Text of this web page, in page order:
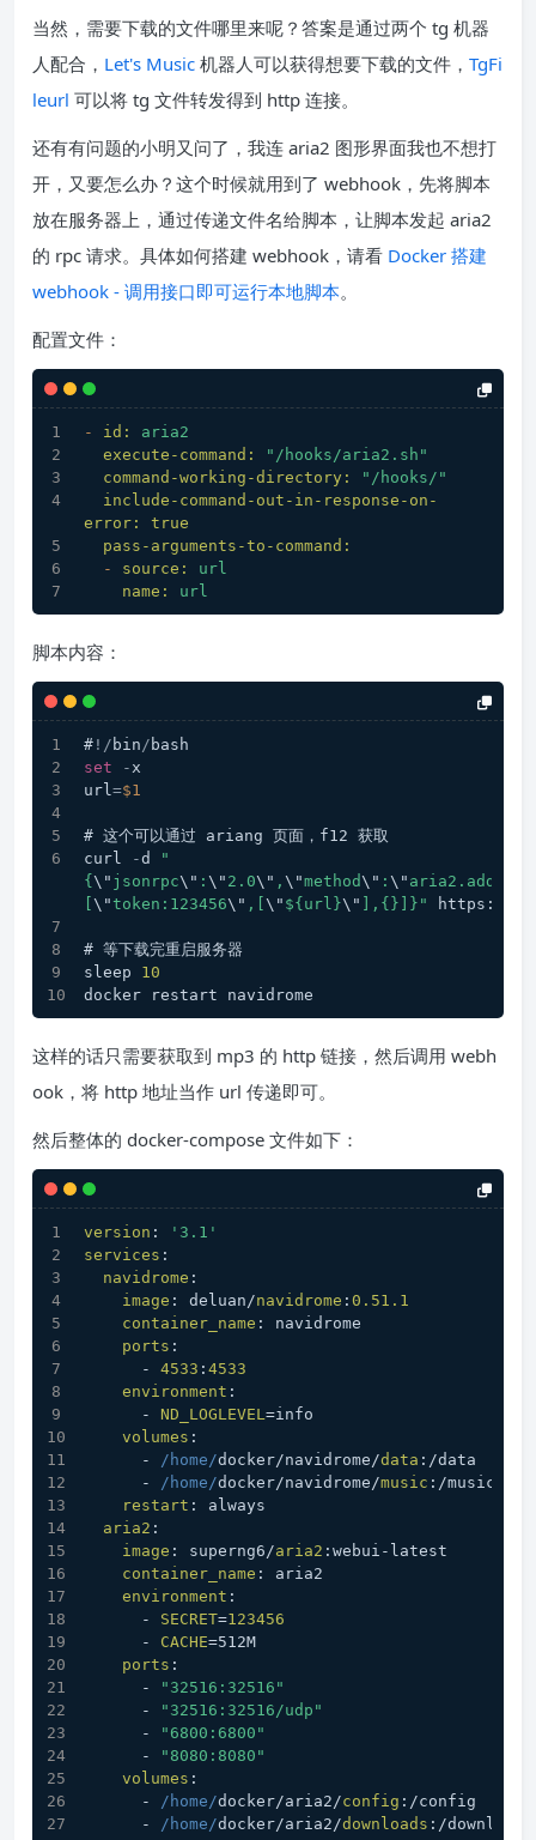
当然，需要下载的文件哪里来呢？答案是通过两个 tg 机器
人配合， Let's Music 机器人可以获得想要下载的文件， TgFi
leurl 可以将 tg 文件转发得到 http 连接。
还有有问题的小明又问了，我连 aria2 图形界面我也不想打
开，又要怎么办？这个时候就用到了 webhook，先将脚本
放在服务器上，通过传递文件名给脚本，让脚本发起 aria2
的 rpc 请求。具体如何搭建 webhook，请看 Docker 搭建
webhook - 调用接口即可运行本地脚本。
配置文件：
- id:
aria2
execute-command:
"/hooks/aria2.sh"
command-working-directory:
"/hooks/"
include-command-out-in-response-on-
error:
true
pass-arguments-to-command:
-
source:
url
name:
url
脚本内容：
# !/ bin/ bash
set
-x
url=$1
# 这个可以通过 ariang 页面，f12 获取
curl
-d
"
{ \" jsonrpc\" : \" 2.0\" , \"method\" : \" aria2.addUri
\"token:123456\" ,[ \" ${url}\" ],{}]}" https:
# 等下载完重启服务器
sleep 10
docker restart navidrome
这样的话只需要获取到 mp3 的 http 链接，然后调用 webh
ook，将 http 地址当作 url 传递即可。
然后整体的 docker-compose 文件如下：
version :
'3.1'
services :
navidrome :
image : deluan/navidrome : 0.51 .1
container_name : navidrome
ports :
      -
4533 : 4533
environment :
      -
ND_LOGLEVEL=info
volumes :
      -
/home/docker/navidrome/data :/data
      -
/home/docker/navidrome/music :/music
restart : always
aria2 :
image : superng6/aria2 :webui-latest
container_name : aria2
environment :
      -
SECRET=123456
      -
CACHE=512M
ports :
      -
"32516:32516"
      -
"32516:32516/udp"
      -
"6800:6800"
      -
"8080:8080"
volumes :
      -
/home/docker/aria2/config :/config
      -
/home/docker/aria2/downloads :/downloads